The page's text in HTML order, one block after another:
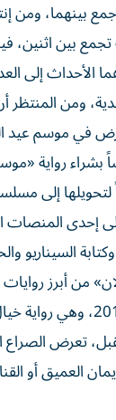
جمع بينهما، ومن
بين اثنين،
الأحداث إلى
ومن المنتظر
في موسم عيد
بشراء رواية
المنصات
السيناريو
من أبرز
صدرت في عام 2017،
تعرض الصراع
العميق أو